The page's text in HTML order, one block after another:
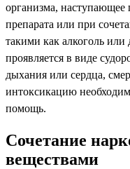
организма,
препарата или при
такими как алкоголь или
проявляется в виде
дыхания или сердца,
интоксикацию
помощь.
Сочетание
веществами